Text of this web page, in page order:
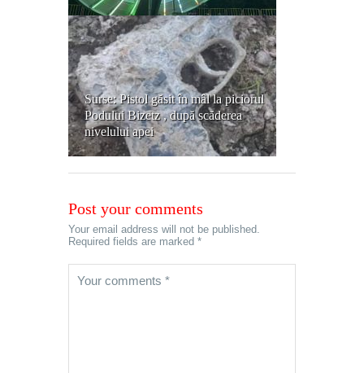
Surse: Pistol găsit în mâl la piciorul
Podului Bizetz , după scăderea
nivelului apei
Post your comments
Your email address will not be published.
Required fields are marked *